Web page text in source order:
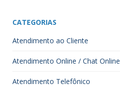
CATEGORIAS
Atendimento ao Cliente
Atendimento Online / Chat Online
Atendimento Telefônico